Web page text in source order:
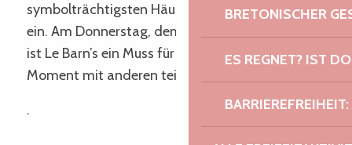
BRETONISCHER
ES REGNET? IST
symbolträchtigsten Häuser der Stadt Trégoroise
ein. Am Donnerstag, dem Markttag in Lannion,
ist Le Barn’s ein Muss für alle, die einen geselligen
Moment mit anderen teilen möchten.
.